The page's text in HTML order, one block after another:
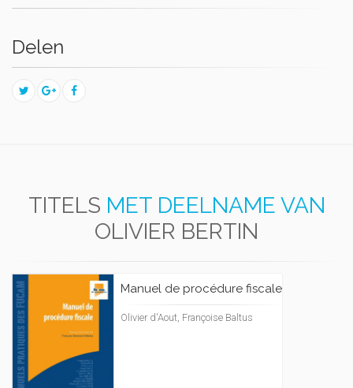
Delen
TITELS MET DEELNAME VAN
OLIVIER BERTIN
Manuel de procédure fiscale
Olivier d'Aout, Françoise Baltus